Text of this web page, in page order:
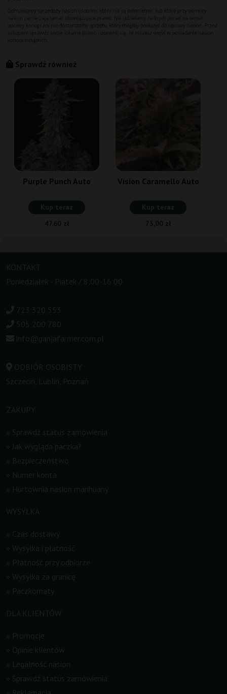
Sprawdź również
Purple Punch Auto
Kup teraz
47,60 zł
Vision Caramello Auto
Kup teraz
73,00 zł
KONTAKT
Poniedziałek - Piatek / 8:00-16:00
723 320 553
505 200 780
info@ganjafarmer.com.pl
ODBIÓR OSOBISTY
Szczecin, Lublin, Poznań
ZAKUPY
Sprawdź status zamówienia
Jak wygląda paczka?
Bezpieczeństwo
Numer konta
Hurtownia nasion marihuany
WYSYŁKA
Czas dostawy
Wysyłka i płatność
Płatność przy odbiorze
Wysyłka za granicę
Paczkomaty
DLA KLIENTÓW
Promocje
Opinie klientów
Legalność nasion
Sprawdź status zamówienia